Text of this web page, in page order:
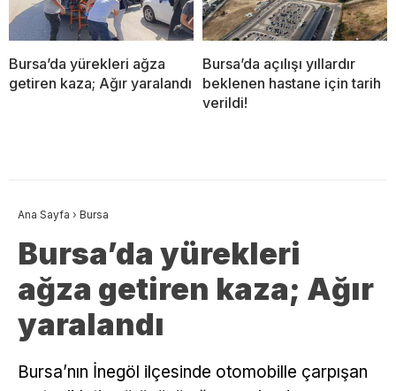
Bursa’da yürekleri ağza
getiren kaza; Ağır yaralandı
​Bursa’da açılışı yıllardır
beklenen hastane için tarih
verildi!
Ana Sayfa › Bursa
Bursa’da yürekleri
ağza getiren kaza; Ağır
yaralandı
Bursa’nın İnegöl ilçesinde otomobille çarpışan